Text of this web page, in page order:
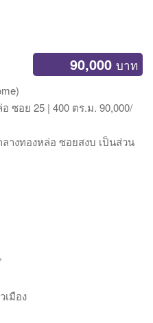
90,000 บาท
ซอย 25 | 400 ตร.ม. 90,000/
างทองหล่อ ซอยสงบ เป็นส่วน
เมือง